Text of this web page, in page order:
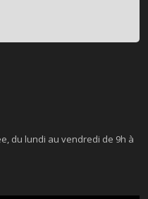
du lundi au vendredi de 9h à